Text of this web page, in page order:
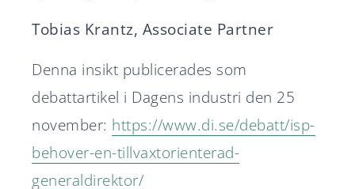
Tobias Krantz, Associate Partner
Denna insikt publicerades som
debattartikel i Dagens industri den 25
november: https://www.di.se/debatt/isp-
behover-en-tillvaxtorienterad-
generaldirektor/